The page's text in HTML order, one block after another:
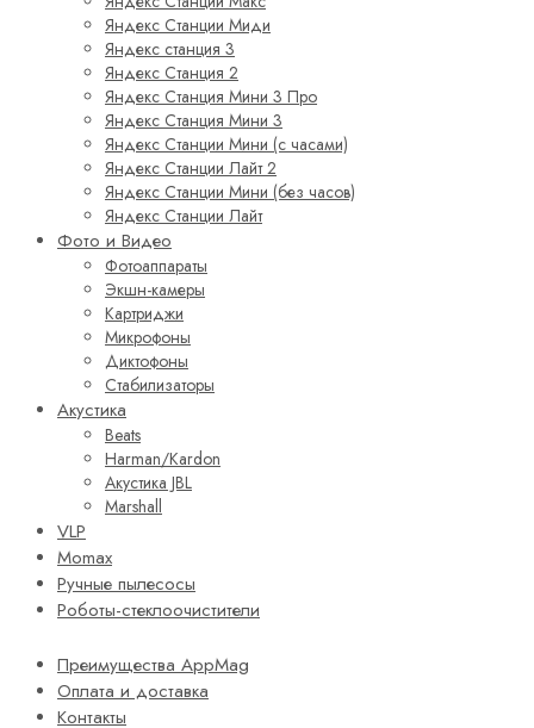
Яндекс Станции Миди
Яндекс станция 3
Яндекс Станция 2
Яндекс Станция Мини 3 Про
Яндекс Станция Мини 3
Яндекс Станции Мини (с часами)
Яндекс Станции Лайт 2
Яндекс Станции Мини (без часов)
Яндекс Станции Лайт
Фото и Видео
Фотоаппараты
Экшн-камеры
Картриджи
Микрофоны
Диктофоны
Стабилизаторы
Акустика
Beats
Harman/Kardon
Акустика JBL
Marshall
VLP
Momax
Ручные пылесосы
Роботы-стеклоочистители
Преимущества AppMag
Оплата и доставка
Контакты